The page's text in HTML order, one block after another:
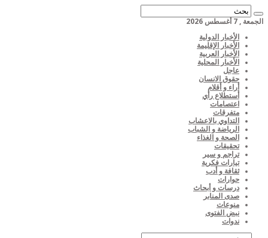
الجمعة , 7 أغسطس 2026
الأخبار الدولية
الأخبار الإقليمة
الأخبار العربية
الأخبار المحلية
عاجل
حقوق الانسان
أراء و أقلام
أستطلاع رأي
اعتصامات
متفرقات
التداوي بالاعشاب
الرياضة و الشباب
الصحة و الغذاء
تحقيقات
تراجم و سير
تيارات فكرية
ثقافة و أدب
حوارات
درسات و أبحاث
صدى المنابر
منوعات
نبض الفتوى
ندوات